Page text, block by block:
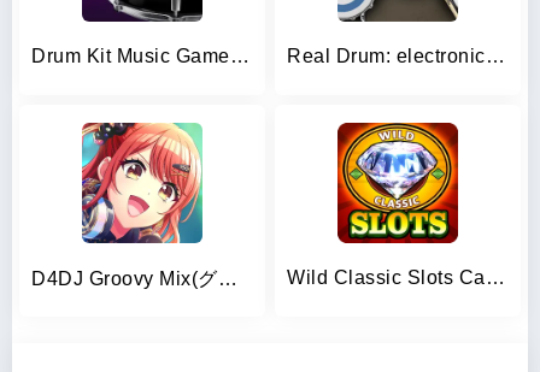
Drum Kit Music Games Simulator Real Drum: electronic drums
D4DJ Groovy Mix(グルミク) Wild Classic Slots Casino Game